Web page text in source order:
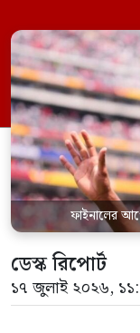
গুরুত্বপূর্ণ
পোরোকে মূল
কোচিং স্টাফ
পেশিতে
সতর্কতামূলক
ফাইনালের
ডেস্ক রিপোর্ট
১৭ জুলাই ২০২৬,